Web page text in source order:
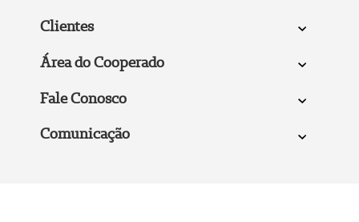
Clientes
Área do Cooperado
Fale Conosco
Comunicação